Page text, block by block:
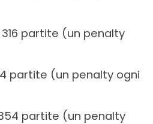
partite (un penalty
partite (un penalty ogni
partite (un penalty